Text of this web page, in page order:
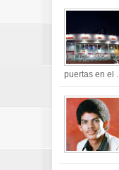
puertas en el ...